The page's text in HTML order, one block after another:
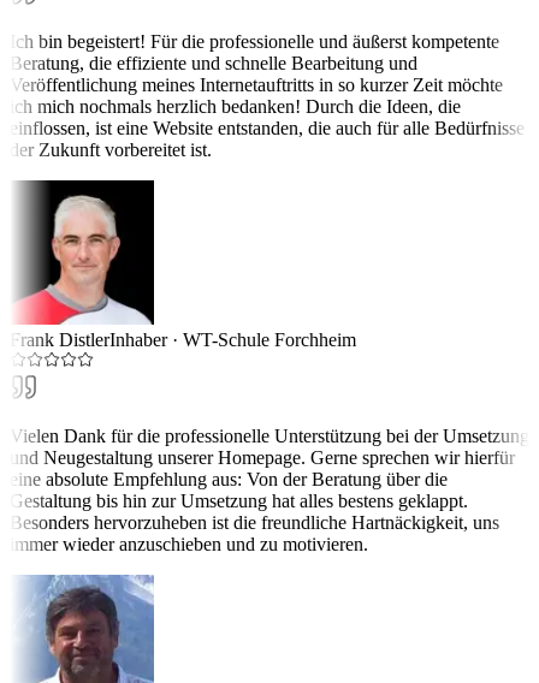
Ich bin begeistert! Für die professionelle und äußerst kompetente
Beratung, die effiziente und schnelle Bearbeitung und
Veröffentlichung meines Internetauftritts in so kurzer Zeit möchte
ich mich nochmals herzlich bedanken! Durch die Ideen, die
einflossen, ist eine Website entstanden, die auch für alle Bedürfnisse
der Zukunft vorbereitet ist.
Frank DistlerInhaber· WT-Schule Forchheim
Vielen Dank für die professionelle Unterstützung bei der Umsetzung
und Neugestaltung unserer Homepage. Gerne sprechen wir hierfür
eine absolute Empfehlung aus: Von der Beratung über die
Gestaltung bis hin zur Umsetzung hat alles bestens geklappt.
Besonders hervorzuheben ist die freundliche Hartnäckigkeit, uns
immer wieder anzuschieben und zu motivieren.